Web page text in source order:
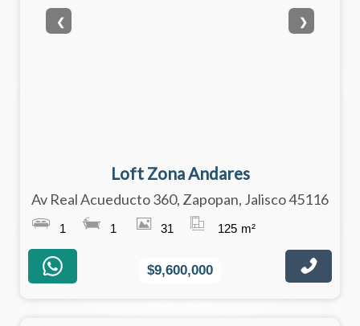
❮ ❯
Loft Zona Andares
Av Real Acueducto 360, Zapopan, Jalisco 45116
1 1 31 125 m²
$9,600,000